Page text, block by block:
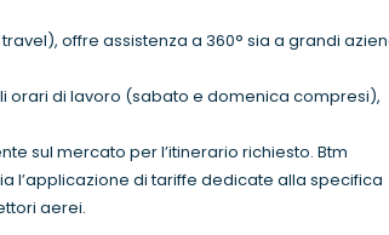
offre assistenza a 360° sia a grandi
orari di lavoro (sabato e domenica compresi),
sul mercato per l’itinerario richiesto. Btm
l’applicazione di tariffe dedicate alla specifica
aerei.